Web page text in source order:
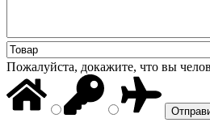
Пожалуйста, докажите, что вы